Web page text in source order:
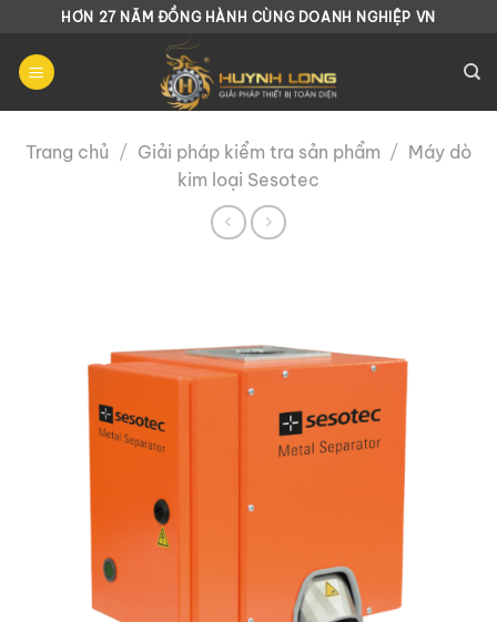
Chuyển
nội
dung
HƠN 27 NĂM ĐỒNG HÀNH CÙNG DOANH NGHIỆP VN
Trang chủ / Giải pháp kiểm tra sản phẩm / Máy dò
kim loại Sesotec